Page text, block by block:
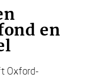
en
Oxford-